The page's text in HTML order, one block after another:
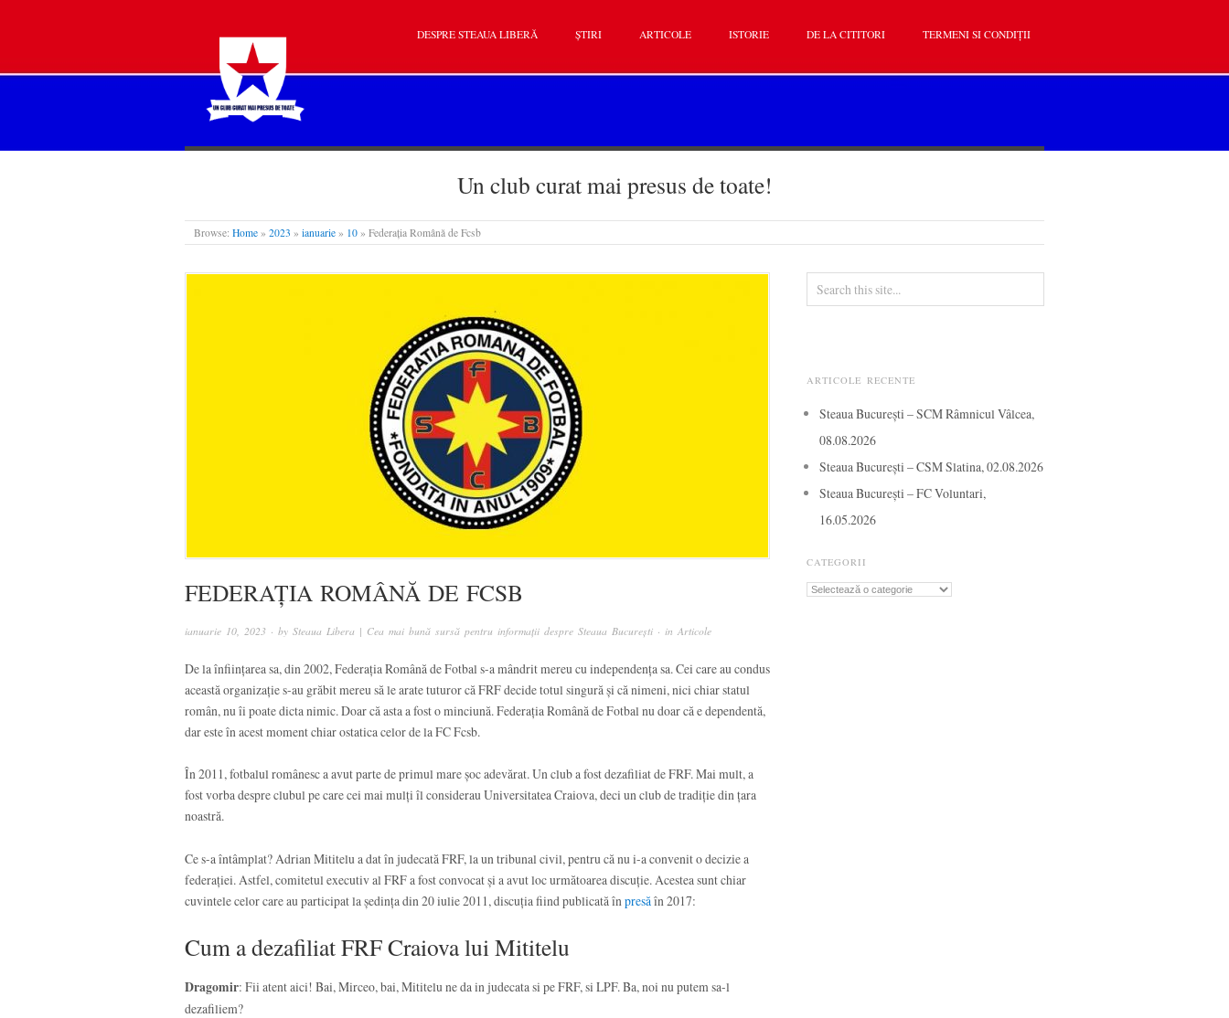
STEAUA LIBERĂ
DESPRE STEAUA LIBERĂ ȘTIRI ARTICOLE ISTORIE DE LA CITITORI TERMENI SI CONDIȚII
Un club curat mai presus de toate!
Browse: Home » 2023 » ianuarie » 10 » Federația Română de Fcsb
FEDERAȚIA ROMÂNĂ DE FCSB
ianuarie 10, 2023 · by Steaua Libera | Cea mai bună sursă pentru informații despre Steaua București · in Articole
De la înființarea sa, din 2002, Federația Română de Fotbal s-a mândrit mereu cu independența sa. Cei care au condus
această organizație s-au grăbit mereu să le arate tuturor că FRF decide totul singură și că nimeni, nici chiar statul
român, nu îi poate dicta nimic. Doar că asta a fost o minciună. Federația Română de Fotbal nu doar că e dependentă,
dar este în acest moment chiar ostatica celor de la FC Fcsb.
În 2011, fotbalul românesc a avut parte de primul mare șoc adevărat. Un club a fost dezafiliat de FRF. Mai mult, a
fost vorba despre clubul pe care cei mai mulți îl considerau Universitatea Craiova, deci un club de tradiție din țara
noastră.
Ce s-a întâmplat? Adrian Mititelu a dat în judecată FRF, la un tribunal civil, pentru că nu i-a convenit o decizie a
federației. Astfel, comitetul executiv al FRF a fost convocat și a avut loc următoarea discuție. Acestea sunt chiar
cuvintele celor care au participat la ședința din 20 iulie 2011, discuția fiind publicată în presă în 2017:
Cum a dezafiliat FRF Craiova lui Mititelu
Dragomir: Fii atent aici! Bai, Mirceo, bai, Mititelu ne da in judecata si pe FRF, si LPF. Ba, noi nu putem sa-l
dezafiliem?
ARTICOLE RECENTE
Steaua București – SCM Râmnicul Vâlcea,
08.08.2026
Steaua București – CSM Slatina, 02.08.2026
Steaua București – FC Voluntari,
16.05.2026
CATEGORII
Categorii